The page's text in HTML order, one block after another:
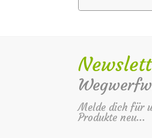
Melde dich für
Produkte neu...